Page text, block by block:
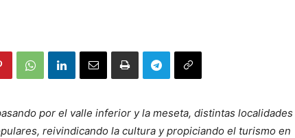
por el valle inferior y la meseta, distintas localidades
reivindicando la cultura y propiciando el turismo en